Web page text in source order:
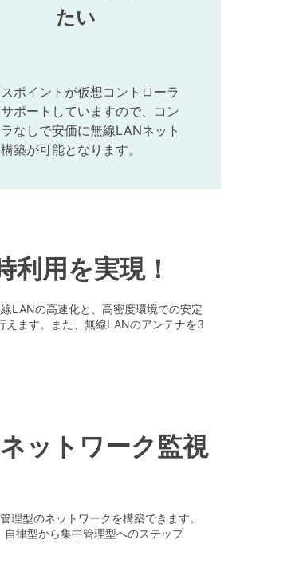
たい
ポイントが仮想コントローラ
ポートしていますので、コン
ラなしで安価に無線LANネット
築が可能となります。
用を実現！
LANの高速化と、高密度環境での安定
えます。また、無線LANのアンテナを3
ットワーク監視
型のネットワークを構築できます。
律型から集中管理型へのステップ